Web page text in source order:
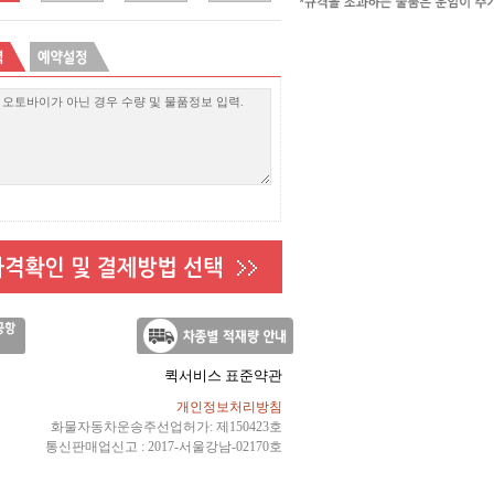
퀵서비스 표준약관
개인정보처리방침
화물자동차운송주선업허가: 제150423호
통신판매업신고 : 2017-서울강남-02170호